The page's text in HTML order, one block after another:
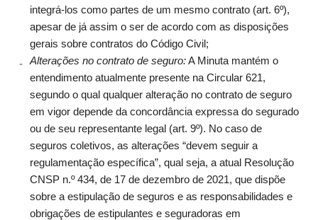
integrá-los como partes de um mesmo contrato (art. 6º),
apesar de já assim o ser de acordo com as disposições
gerais sobre contratos do Código Civil;
Alterações no contrato de seguro:A Minuta mantém o
entendimento atualmente presente na Circular 621,
segundo o qual qualquer alteração no contrato de seguro
em vigor depende da concordância expressa do segurado
ou de seu representante legal (art. 9º). No caso de
seguros coletivos, as alterações “devem seguir a
regulamentação específica”, qual seja, a atual Resolução
CNSP n.º 434, de 17 de dezembro de 2021, que dispõe
sobre a estipulação de seguros e as responsabilidades e
obrigações de estipulantes e seguradoras em